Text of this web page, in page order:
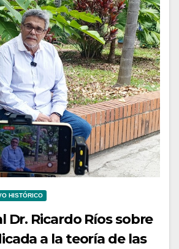
HISTÓRICO
Dr. Ricardo Ríos sobre
a la teoría de las